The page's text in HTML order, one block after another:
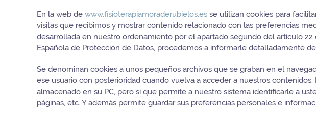
En la web de www.fisioterapiamoraderubielos.es se utilizan cookies para
visitas que recibimos y mostrar contenido relacionado con las preferencias
desarrollada en nuestro ordenamiento por el apartado segundo del artículo
Española de Protección de Datos, procedemos a informarle detalladamente
Se denominan cookies a unos pequeños archivos que se graban en el
ese usuario con posterioridad cuando vuelva a acceder a nuestros
almacenado en su PC, pero sí que permite a nuestro sistema identificarle a
páginas, etc. Y además permite guardar sus preferencias personales e